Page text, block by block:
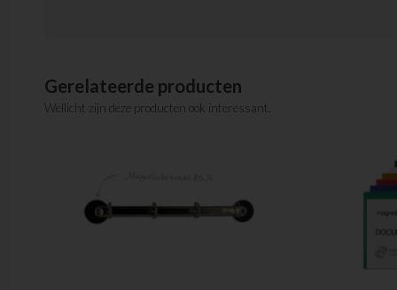
Gerelateerde producten
Wellicht zijn deze producten ook interessant.